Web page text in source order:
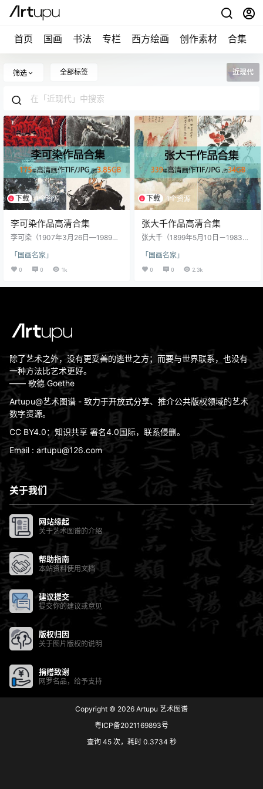
首页 国画 书法 专栏 西方绘画 创作素材 合集
筛选 全部标签 近现代
下载 1个资源
李可染作品高清合集
李可染（1907年3月26日—1989年1
人，中国近代杰出的画家，齐白石
弟子。 李可染自幼即喜绘画，13岁
时学画山水。43岁任中央美术学院
人物，尤其擅长画牛。 代表画作有
《漓江胜景图》《万山红遍》《井
冈山》等。代表画集有《李可染水
墨写生画集》《…
「国画名家」
0 0 1k
下载 1个资源
张大千作品高清合集
张大千（1899年5月10日－1983年
援、张諠、张爰，小名季，字季
爰，法号大千，别署大千居士、下
里港人、斋名大风堂、大风起兮，
白石、徐悲鸿、黄君璧、黄…
「国画名家」
0 0 2.3k
除了艺术之外，没有更妥善的逃世之方；而要与世界联系，也没有
一种方法比艺术更好。
—— 歌德 Goethe
Artupu@艺术图谱 - 致力于开放式分享、推介公共版权领域的艺术
数字资源。
CC BY4.0：知识共享 署名4.0国际，联系侵删。
Email : artupu@126.com
关于我们
网站缘起
关于艺术图谱的介绍
帮助指南
本站资料使用文档
建议提交
提交你的建议或意见
版权归因
关于图片版权的说明
捐赠致谢
网罗名品，给予支持
Copyright © 2026 Artupu 艺术图谱
粤ICP备2021169893号
查询 45 次，耗时 0.3734 秒